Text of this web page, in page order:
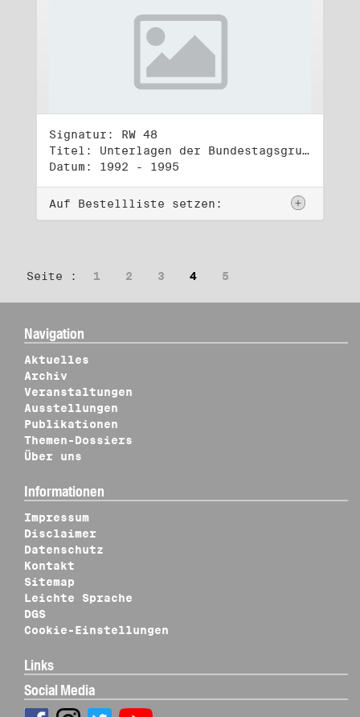
Signatur: RW 48
Titel: Unterlagen der Bundestagsgruppe und -fraktion Bündnis 90/Die Grünen (4)
Datum: 1992 - 1995
Auf Bestellliste setzen:
Seite : 1 2 3 4 5
Navigation
Aktuelles
Archiv
Veranstaltungen
Ausstellungen
Publikationen
Themen-Dossiers
Über uns
Informationen
Impressum
Disclaimer
Datenschutz
Kontakt
Sitemap
Leichte Sprache
DGS
Cookie-Einstellungen
Links
Social Media